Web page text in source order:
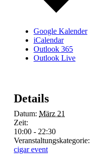
Google Kalender
iCalendar
Outlook 365
Outlook Live
Details
Datum: März 21
Zeit:
10:00 - 22:30
Veranstaltungskategorie:
cigar event